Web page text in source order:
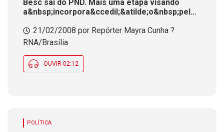
Besc sai do PND. Mais uma etapa visando
a&nbsp;incorpora&ccedil;&atilde;o&nbsp;pelo
21/02/2008 por Repórter Mayra Cunha ?
RNA/Brasília
OUVIR 02:12
POLÍTICA